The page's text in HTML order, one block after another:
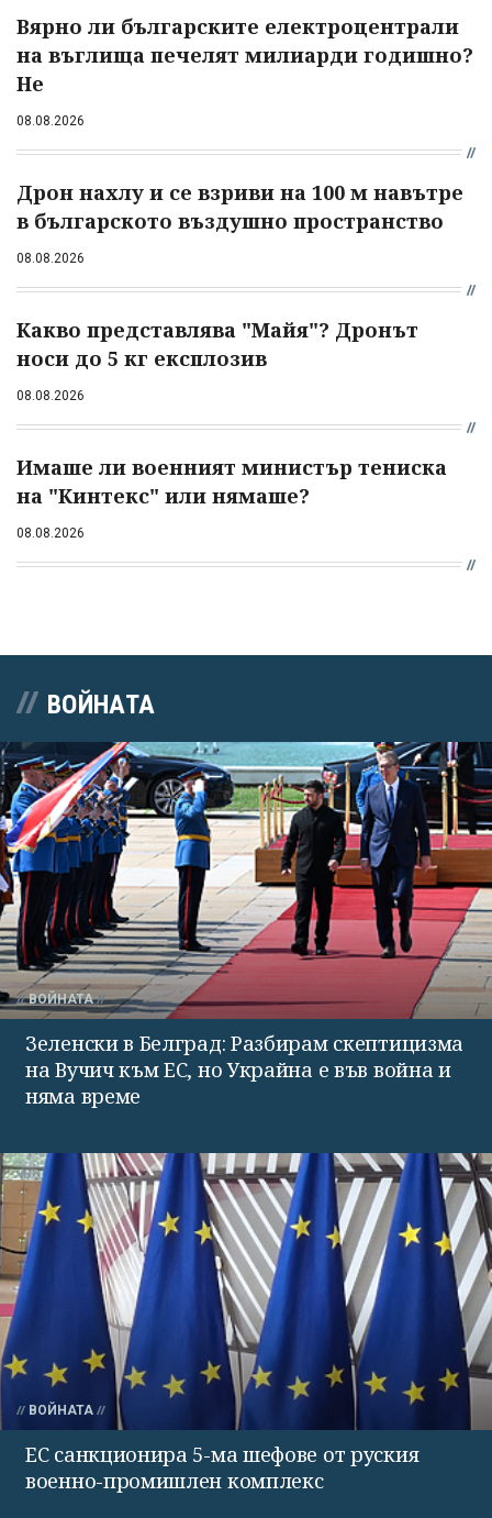
Вярно ли българските електроцентрали
на въглища печелят милиарди годишно?
Не
08.08.2026
Дрон нахлу и се взриви на 100 м навътре
в българското въздушно пространство
08.08.2026
Какво представлява "Майя"? Дронът
носи до 5 кг експлозив
08.08.2026
Имаше ли военният министър тениска
на "Кинтекс" или нямаше?
08.08.2026
ВОЙНАТА
ВОЙНАТА
Зеленски в Белград: Разбирам скептицизма
на Вучич към ЕС, но Украйна е във война и
няма време
ВОЙНАТА
ЕС санкционира 5-ма шефове от руския
военно-промишлен комплекс